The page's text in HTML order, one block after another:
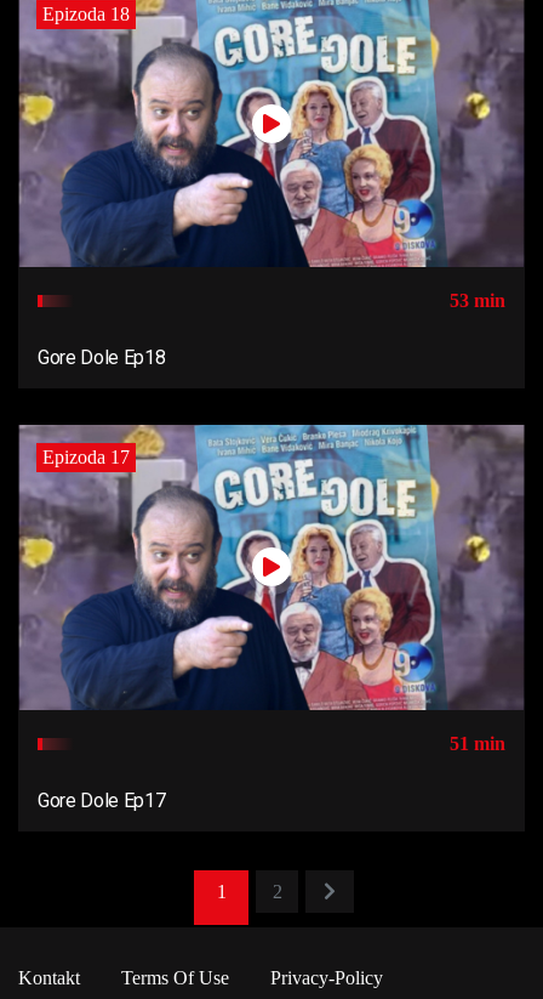
Epizoda 18
53 min
Gore Dole Ep18
Epizoda 17
51 min
Gore Dole Ep17
1 2
Kontakt Terms Of Use
Privacy-Policy